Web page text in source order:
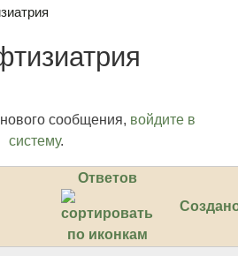
сообщения, войдите в
систему.
Ответов